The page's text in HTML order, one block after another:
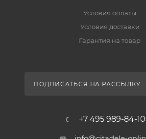
Условия оплаты
Условия доставки
Гарантия на товар
ПОДПИСАТЬСЯ НА РАССЫЛКУ
+7 495 989-84-10